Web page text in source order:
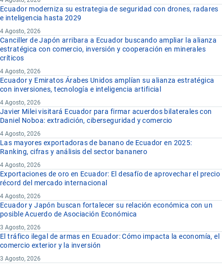
Ecuador moderniza su estrategia de seguridad con drones, radares
e inteligencia hasta 2029
4 Agosto, 2026
Canciller de Japón arribara a Ecuador buscando ampliar la alianza
estratégica con comercio, inversión y cooperación en minerales
críticos
4 Agosto, 2026
Ecuador y Emiratos Árabes Unidos amplían su alianza estratégica
con inversiones, tecnología e inteligencia artificial
4 Agosto, 2026
Javier Milei visitará Ecuador para firmar acuerdos bilaterales con
Daniel Noboa: extradición, ciberseguridad y comercio
4 Agosto, 2026
Las mayores exportadoras de banano de Ecuador en 2025:
Ranking, cifras y análisis del sector bananero
4 Agosto, 2026
Exportaciones de oro en Ecuador: El desafío de aprovechar el precio
récord del mercado internacional
4 Agosto, 2026
Ecuador y Japón buscan fortalecer su relación económica con un
posible Acuerdo de Asociación Económica
3 Agosto, 2026
El tráfico ilegal de armas en Ecuador: Cómo impacta la economía, el
comercio exterior y la inversión
3 Agosto, 2026